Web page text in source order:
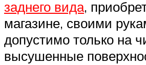
заднего вида,
магазине, своими
допустимо только на
высушенные